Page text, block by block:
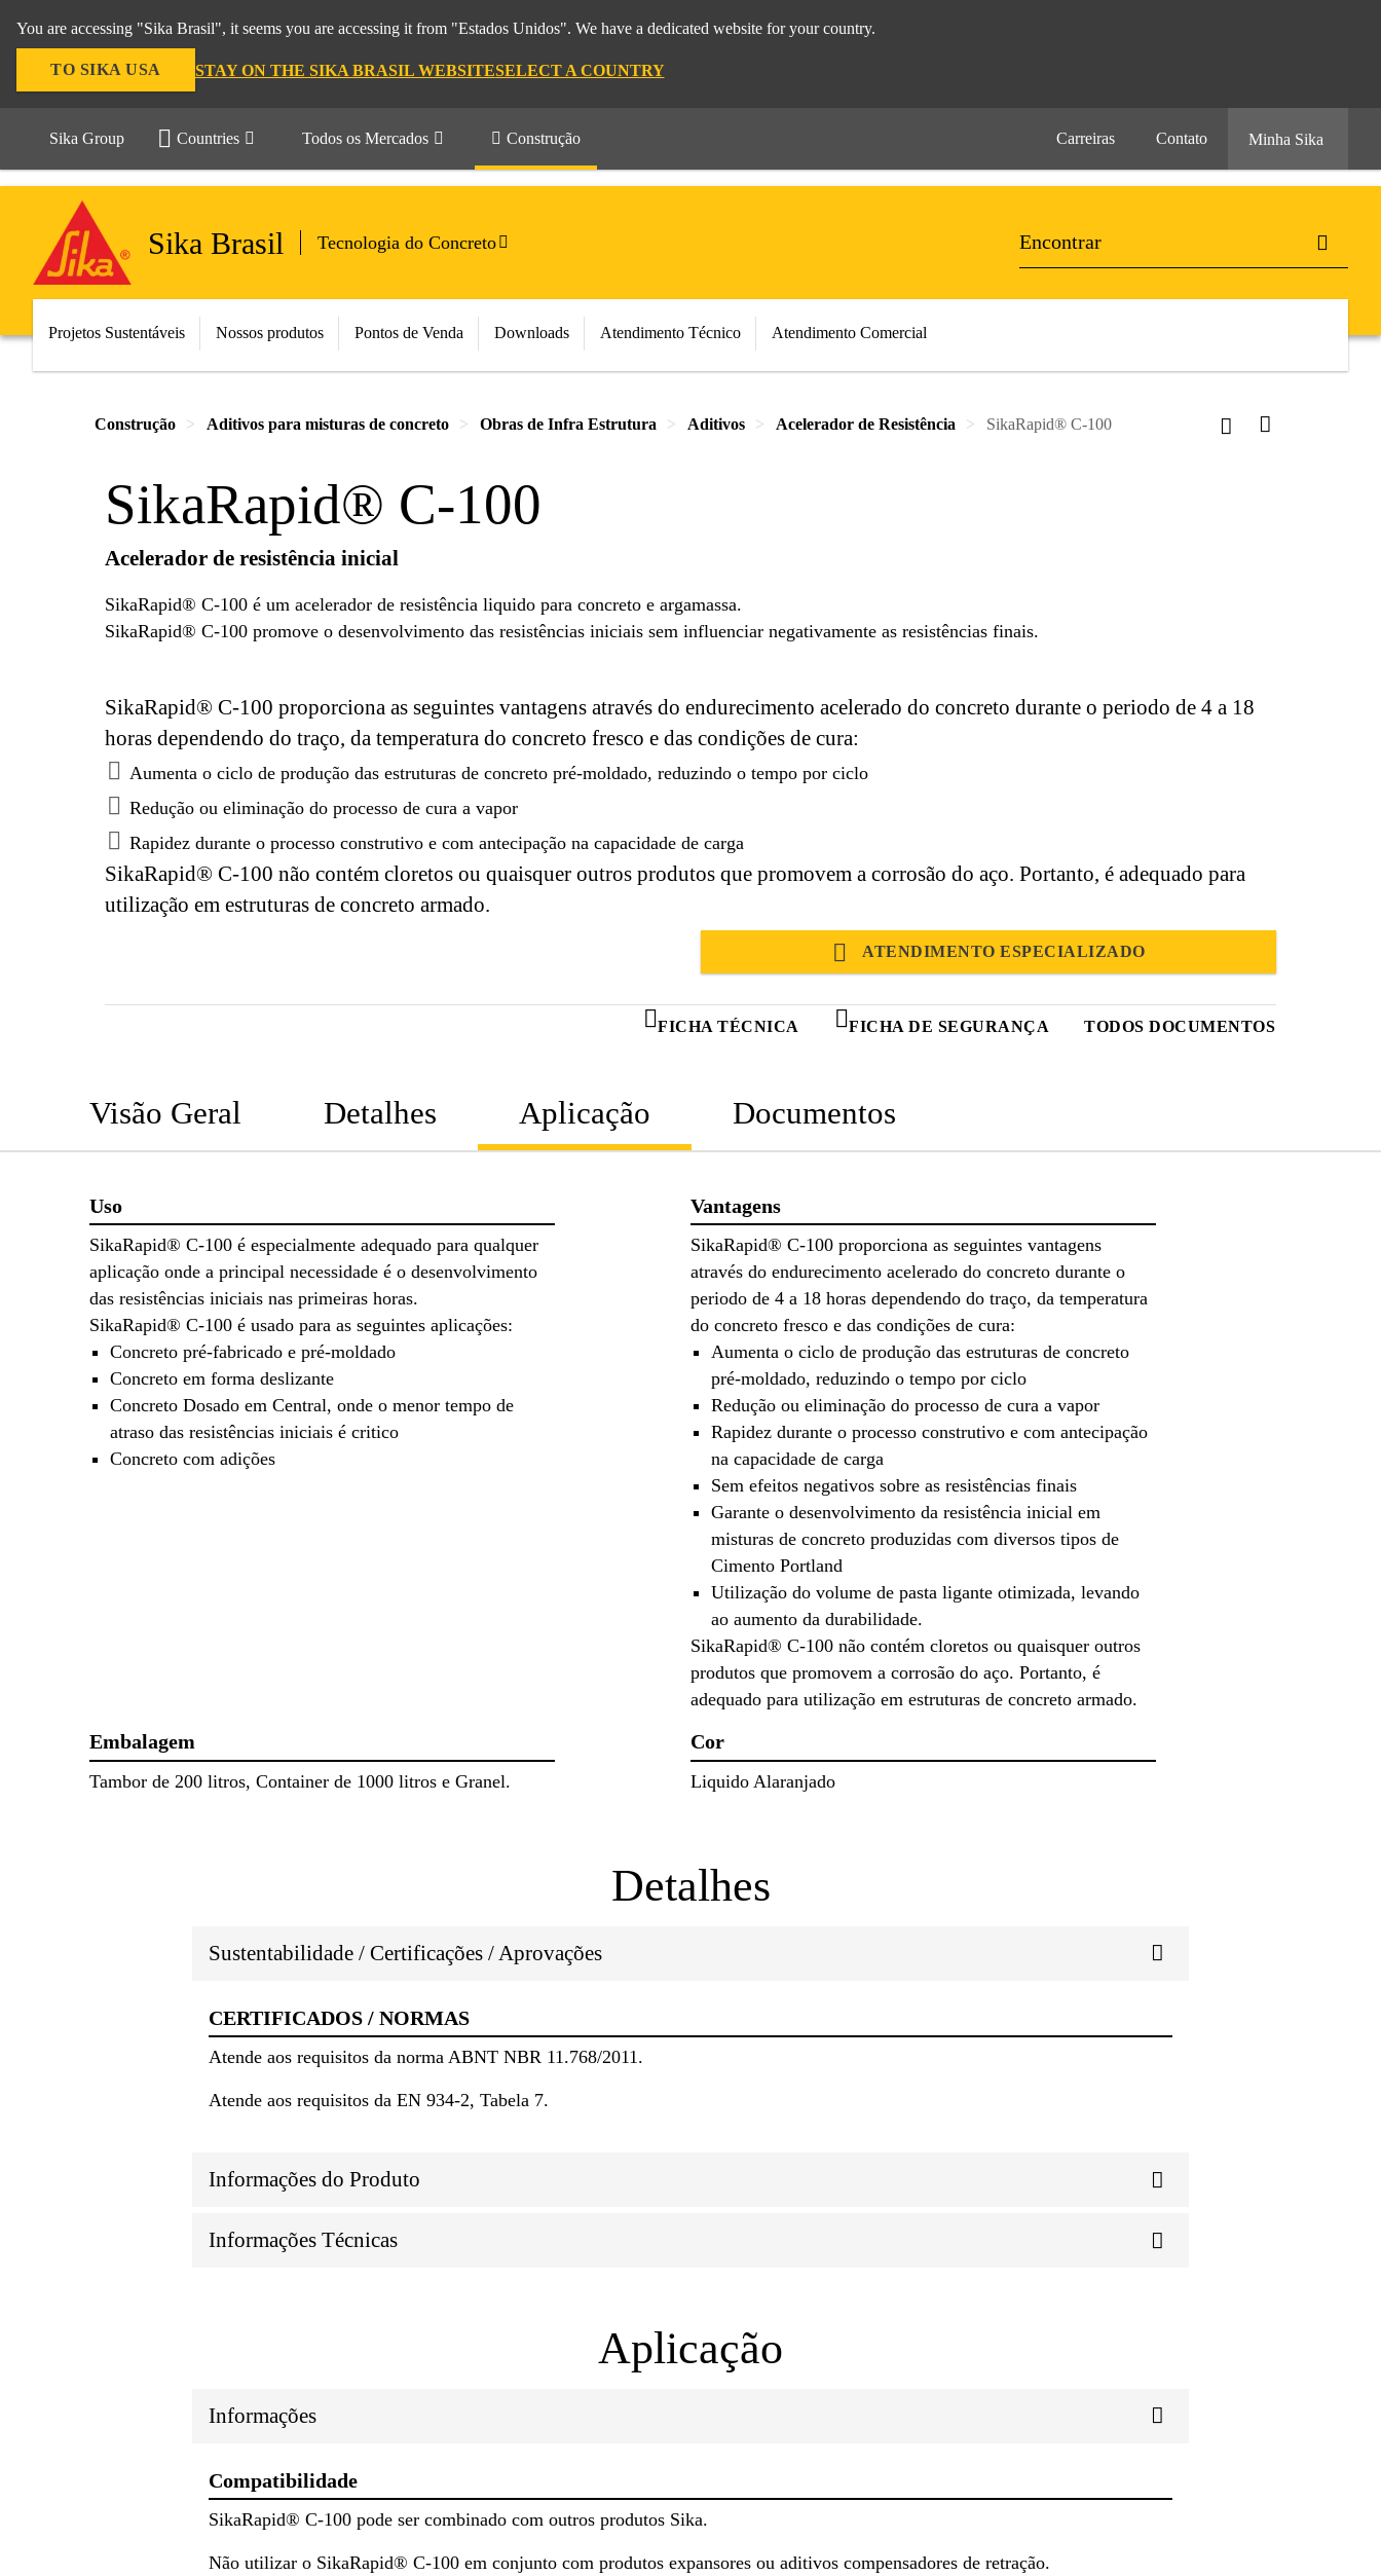
You are accessing "Sika Brasil", it seems you are accessing it from "Estados Unidos". We have a dedicated website for your country.
TO SIKA USA STAY ON THE SIKA BRASIL WEBSITESELECT A COUNTRY
Sika Group Countries Todos os Mercados Construção Carreiras Contato Minha Sika
Sika Brasil Tecnologia do Concreto
Projetos Sustentáveis Nossos produtos Pontos de Venda Downloads Atendimento Técnico Atendimento Comercial
Construção Aditivos para misturas de concreto Obras de Infra Estrutura Aditivos Acelerador de Resistência SikaRapid® C-100
SikaRapid® C-100
Acelerador de resistência inicial
SikaRapid® C-100 é um acelerador de resistência liquido para concreto e argamassa.
SikaRapid® C-100 promove o desenvolvimento das resistências iniciais sem influenciar negativamente as resistências finais.
SikaRapid® C-100 proporciona as seguintes vantagens através do endurecimento acelerado do concreto durante o periodo de 4 a 18
horas dependendo do traço, da temperatura do concreto fresco e das condições de cura:
Aumenta o ciclo de produção das estruturas de concreto pré-moldado, reduzindo o tempo por ciclo
Redução ou eliminação do processo de cura a vapor
Rapidez durante o processo construtivo e com antecipação na capacidade de carga
SikaRapid® C-100 não contém cloretos ou quaisquer outros produtos que promovem a corrosão do aço. Portanto, é adequado para
utilização em estruturas de concreto armado.
ATENDIMENTO ESPECIALIZADO
FICHA TÉCNICA FICHA DE SEGURANÇA TODOS DOCUMENTOS
Visão Geral Detalhes Aplicação Documentos
Uso
SikaRapid® C-100 é especialmente adequado para qualquer
aplicação onde a principal necessidade é o desenvolvimento
das resistências iniciais nas primeiras horas.
SikaRapid® C-100 é usado para as seguintes aplicações:
Concreto pré-fabricado e pré-moldado
Concreto em forma deslizante
Concreto Dosado em Central, onde o menor tempo de
atraso das resistências iniciais é critico
Concreto com adições
Vantagens
SikaRapid® C-100 proporciona as seguintes vantagens
através do endurecimento acelerado do concreto durante o
periodo de 4 a 18 horas dependendo do traço, da temperatura
do concreto fresco e das condições de cura:
Aumenta o ciclo de produção das estruturas de concreto
pré-moldado, reduzindo o tempo por ciclo
Redução ou eliminação do processo de cura a vapor
Rapidez durante o processo construtivo e com antecipação
na capacidade de carga
Sem efeitos negativos sobre as resistências finais
Garante o desenvolvimento da resistência inicial em
misturas de concreto produzidas com diversos tipos de
Cimento Portland
Utilização do volume de pasta ligante otimizada, levando
ao aumento da durabilidade.
SikaRapid® C-100 não contém cloretos ou quaisquer outros
produtos que promovem a corrosão do aço. Portanto, é
adequado para utilização em estruturas de concreto armado.
Embalagem
Tambor de 200 litros, Container de 1000 litros e Granel.
Cor
Liquido Alaranjado
Detalhes
Sustentabilidade / Certificações / Aprovações
CERTIFICADOS / NORMAS
Atende aos requisitos da norma ABNT NBR 11.768/2011.
Atende aos requisitos da EN 934-2, Tabela 7.
Informações do Produto
Informações Técnicas
Aplicação
Informações
Compatibilidade
SikaRapid® C-100 pode ser combinado com outros produtos Sika.
Não utilizar o SikaRapid® C-100 em conjunto com produtos expansores ou aditivos compensadores de retração.